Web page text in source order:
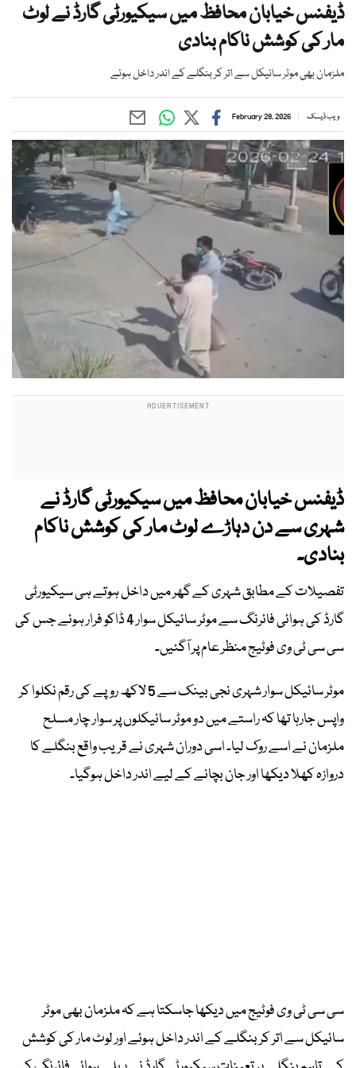
ڈیفنس خیابان محافظ میں سیکیورٹی گارڈ نے لوٹ
مار کی کوشش ناکام بنادی
ملزمان بھی موٹر سائیکل سے اتر کر بنگلے کے اندر داخل ہوئے
ویب ڈیسک February 28, 2026
ڈیفنس خیابان محافظ میں سیکیورٹی گارڈ نے
شہری سے دن دہاڑے لوٹ مار کی کوشش ناکام
بنادی۔
تفصیلات کے مطابق شہری کے گھر میں داخل ہوتے ہی سیکیورٹی
گارڈ کی ہوائی فائرنگ سے موٹر سائیکل سوار 4 ڈاکو فرار ہوئے جس کی
سی سی ٹی وی فوٹیج منظر عام پر آگئیں۔
موٹر سائیکل سوار شہری نجی بینک سے 5 لاکھ روپے کی رقم نکلوا کر
واپس جارہا تھا کہ راستے میں دو موٹر سائیکلوں پر سوار چار مسلح
ملزمان نے اسے روک لیا۔ اسی دوران شہری نے قریب واقع بنگلے کا
دروازہ کھلا دیکھا اور جان بچانے کے لیے اندر داخل ہوگیا۔
سی سی ٹی وی فوٹیج میں دیکھا جاسکتا ہے کہ ملزمان بھی موٹر
سائیکل سے اتر کر بنگلے کے اندر داخل ہوئے اور لوٹ مار کی کوشش